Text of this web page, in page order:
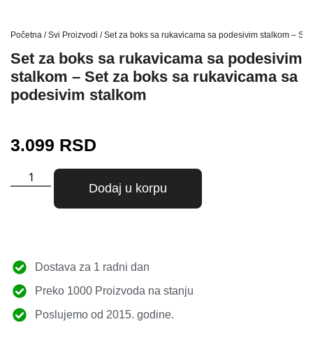
Početna /Svi Proizvodi / Set za boks sa rukavicama sa podesivim stalkom –
Set za boks sa rukavicama sa podesivim
stalkom – Set za boks sa rukavicama sa
podesivim stalkom
3.099 RSD
Dodaj u korpu
Dostava za 1 radni dan
Preko 1000 Proizvoda na stanju
Poslujemo od 2015. godine.